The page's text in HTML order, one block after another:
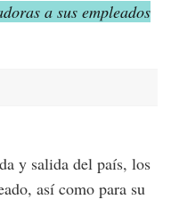
a sus empleados
y salida del país, los
así como para su